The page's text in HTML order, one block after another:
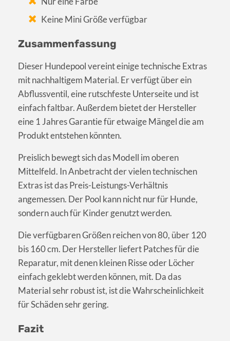
Keine Mini Größe verfügbar
Zusammenfassung
Dieser Hundepool vereint einige technische Extras
mit nachhaltigem Material. Er verfügt über ein
Abflussventil, eine rutschfeste Unterseite und ist
einfach faltbar. Außerdem bietet der Hersteller
eine 1 Jahres Garantie für etwaige Mängel die am
Produkt entstehen könnten.
Preislich bewegt sich das Modell im oberen
Mittelfeld. In Anbetracht der vielen technischen
Extras ist das Preis-Leistungs-Verhältnis
angemessen. Der Pool kann nicht nur für Hunde,
sondern auch für Kinder genutzt werden.
Die verfügbaren Größen reichen von 80, über 120
bis 160 cm. Der Hersteller liefert Patches für die
Reparatur, mit denen kleinen Risse oder Löcher
einfach geklebt werden können, mit. Da das
Material sehr robust ist, ist die Wahrscheinlichkeit
für Schäden sehr gering.
Fazit